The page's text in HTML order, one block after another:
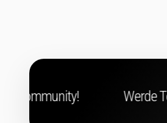
Werde Teil der Community!